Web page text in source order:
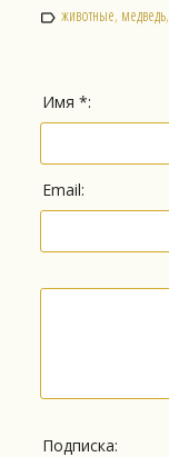
животные, медведь,
Имя *:
Email:
Подписка: